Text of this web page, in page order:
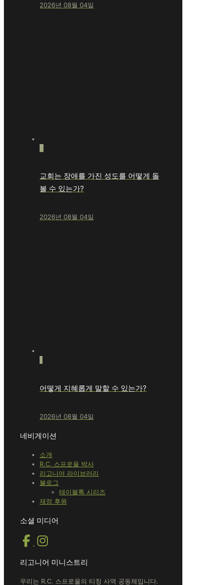
2026년 08월 04일
0
교회는 장애를 가진 성도를 어떻게 돌
볼 수 있는가?
2026년 08월 04일
1
어떻게 지혜롭게 말할 수 있는가?
2026년 08월 04일
네비게이션
소개
R.C. 스프로울 박사
리고니어 라이브러리
블로그
테이블톡 시리즈
재정 후원
소셜 미디어
리고니어 미니스트리
우리는 R.C. 스프로울의 티칭 사역 공동체입니다.